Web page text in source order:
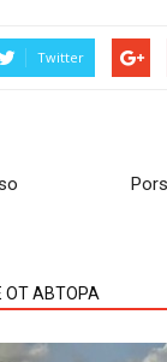
Twitter
ОТ АВТОРА